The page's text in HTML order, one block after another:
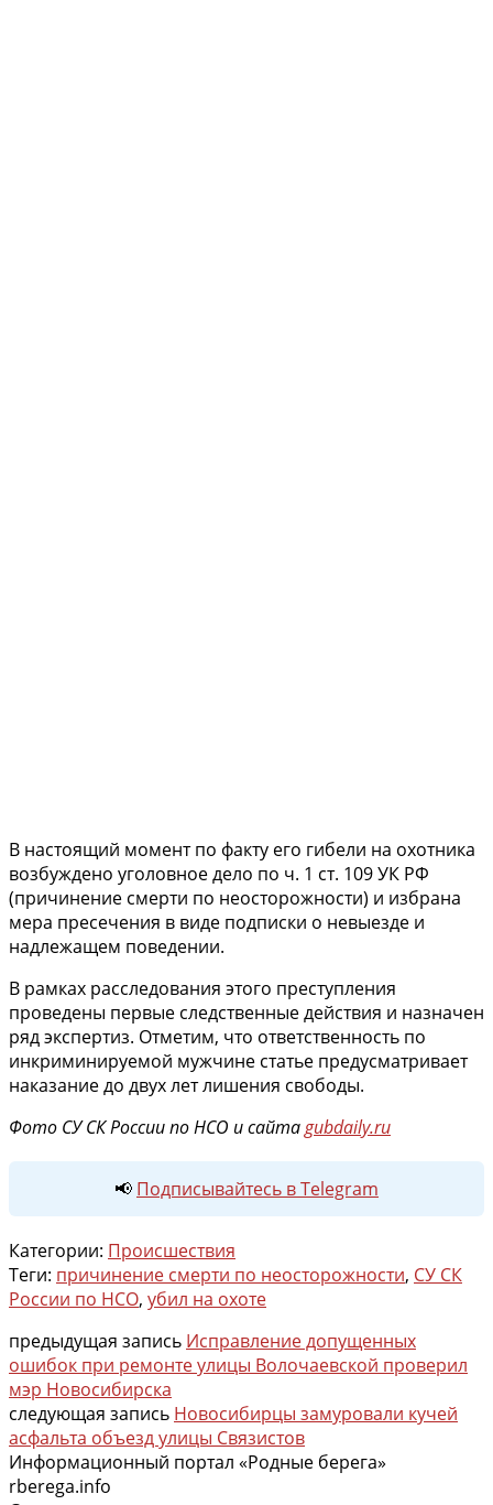
В настоящий момент по факту его гибели на охотника
возбуждено уголовное дело по ч. 1 ст. 109 УК РФ
(причинение смерти по неосторожности) и избрана
мера пресечения в виде подписки о невыезде и
надлежащем поведении.
В рамках расследования этого преступления
проведены первые следственные действия и назначен
ряд экспертиз. Отметим, что ответственность по
инкриминируемой мужчине статье предусматривает
наказание до двух лет лишения свободы.
Фото СУ СК России по НСО и сайтаgubdaily.ru
📢 Подписывайтесь в Telegram
Категории: Происшествия
Теги: причинение смерти по неосторожности, СУ СК
России по НСО, убил на охоте
предыдущая запись Исправление допущенных
ошибок при ремонте улицы Волочаевской проверил
мэр Новосибирска
следующая запись Новосибирцы замуровали кучей
асфальта объезд улицы Связистов
Информационный портал «Родные берега»
rberega.info